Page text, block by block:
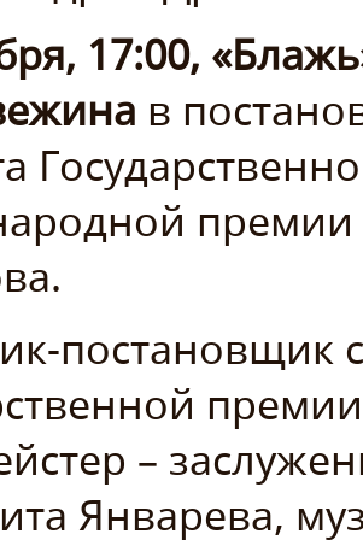
17:00,
в
премии
постановщик
–
Январева,